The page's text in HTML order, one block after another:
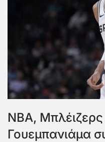
NBA,
Γουεμπανιάμα